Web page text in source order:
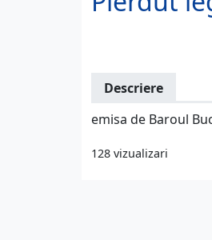
Descriere
emisa de Baroul
128 vizualizari